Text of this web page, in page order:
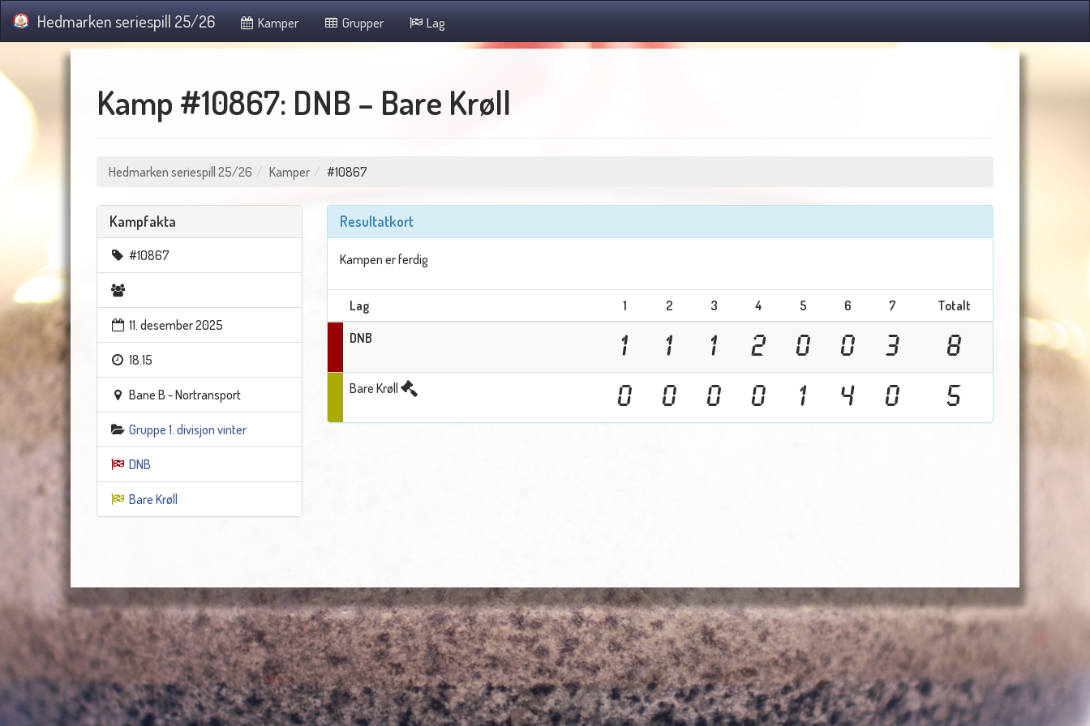
Hedmarken seriespill 25/26 Kamper Grupper Lag
Kamp #10867: DNB – Bare Krøll
Hedmarken seriespill 25/26 Kamper #10867
Kampfakta
#10867
11. desember 2025
18.15
Bane B - Nortransport
Gruppe 1. divisjon vinter
DNB
Bare Krøll
Resultatkort
Kampen er ferdig
Lag 1 2 3 4 5 6 7
Totalt
DNB
1 1 1 2 0 0 3 8
Bare Krøll 0 0 0 0 1 4 0 5